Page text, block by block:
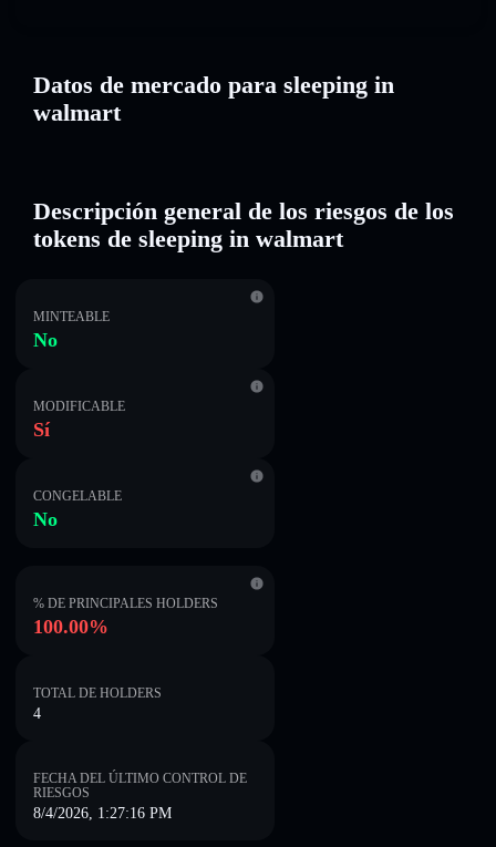
Datos de mercado para sleeping in
walmart
Descripción general de los riesgos de los
tokens de sleeping in walmart
MINTEABLE
No
MODIFICABLE
Sí
CONGELABLE
No
% DE PRINCIPALES HOLDERS
100.00%
TOTAL DE HOLDERS
4
FECHA DEL ÚLTIMO CONTROL DE
RIESGOS
8/4/2026, 1:27:16 PM